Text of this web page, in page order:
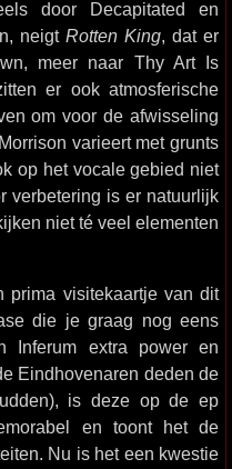
door Decapitated en
neigt Rotten King, dat er
meer naar Thy Art Is
er ook atmosferische
om voor de afwisseling
varieert met grunts
op het vocale gebied niet
verbetering is er natuurlijk
niet té veel elementen
prima visitekaartje van dit
die je graag nog eens
Inferum extra power en
Eindhovenaren deden de
is deze op de ep
en toont het de
Nu is het een kwestie